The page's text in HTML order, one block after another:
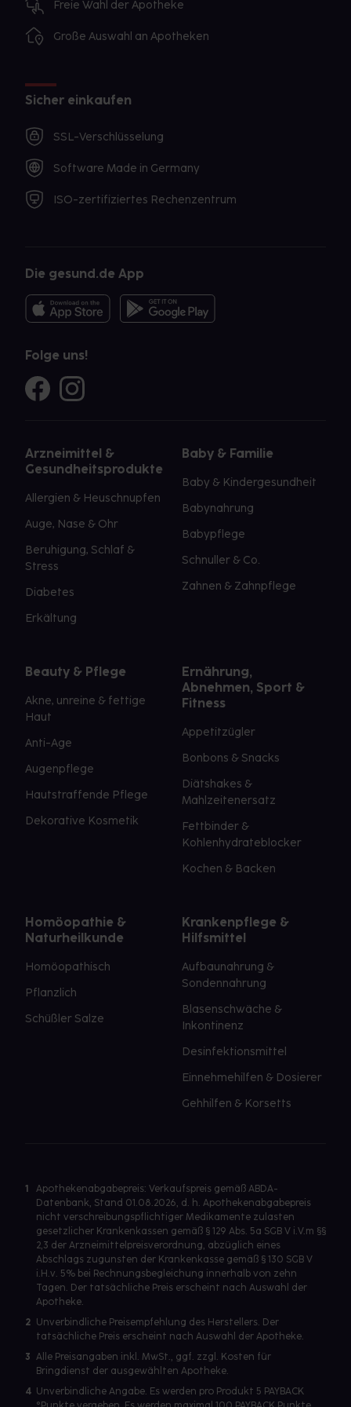
Freie Wahl der Apotheke
Große Auswahl an Apotheken
Sicher einkaufen
SSL-Verschlüsselung
Software Made in Germany
ISO-zertifiziertes Rechenzentrum
Die gesund.de App
Folge uns!
Arzneimittel &
Gesundheitsprodukte
Allergien & Heuschnupfen
Auge, Nase & Ohr
Beruhigung, Schlaf &
Stress
Diabetes
Erkältung
Baby & Familie
Baby & Kindergesundheit
Babynahrung
Babypflege
Schnuller & Co.
Zahnen & Zahnpflege
Beauty & Pflege
Akne, unreine & fettige
Haut
Anti-Age
Augenpflege
Hautstraffende Pflege
Dekorative Kosmetik
Ernährung,
Abnehmen, Sport &
Fitness
Appetitzügler
Bonbons & Snacks
Diätshakes &
Mahlzeitenersatz
Fettbinder &
Kohlenhydrateblocker
Kochen & Backen
Homöopathie &
Naturheilkunde
Homöopathisch
Pflanzlich
Schüßler Salze
Krankenpflege &
Hilfsmittel
Aufbaunahrung &
Sondennahrung
Blasenschwäche &
Inkontinenz
Desinfektionsmittel
Einnehmehilfen & Dosierer
Gehhilfen & Korsetts
1
Apothekenabgabepreis: Verkaufspreis gemäß ABDA-
Datenbank, Stand 01.08.2026, d. h. Apothekenabgabepreis
nicht verschreibungspflichtiger Medikamente zulasten
gesetzlicher Krankenkassen gemäß § 129 Abs. 5a SGB V i.V.m §§
2,3 der Arzneimittelpreisverordnung, abzüglich eines
Abschlags zugunsten der Krankenkasse gemäß § 130 SGB V
i.H.v. 5% bei Rechnungsbegleichung innerhalb von zehn
Tagen. Der tatsächliche Preis erscheint nach Auswahl der
Apotheke.
2 Unverbindliche Preisempfehlung des Herstellers. Der
tatsächliche Preis erscheint nach Auswahl der Apotheke.
3 Alle Preisangaben inkl. MwSt., ggf. zzgl. Kosten für
Bringdienst der ausgewählten Apotheke.
4 Unverbindliche Angabe. Es werden pro Produkt 5 PAYBACK